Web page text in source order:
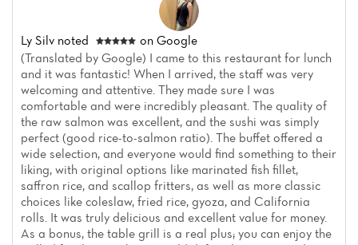
Ly Silv noted
on Google
(Translated by Google) I came to this restaurant for lunch
and it was fantastic! When I arrived, the staff was very
welcoming and attentive. They made sure I was
comfortable and were incredibly pleasant. The quality of
the raw salmon was excellent, and the sushi was simply
perfect (good rice-to-salmon ratio). The buffet offered a
wide selection, and everyone would find something to their
liking, with original options like marinated fish fillet,
saffron rice, and scallop fritters, as well as more classic
choices like coleslaw, fried rice, gyoza, and California
rolls. It was truly delicious and excellent value for money.
As a bonus, the table grill is a real plus; you can enjoy the